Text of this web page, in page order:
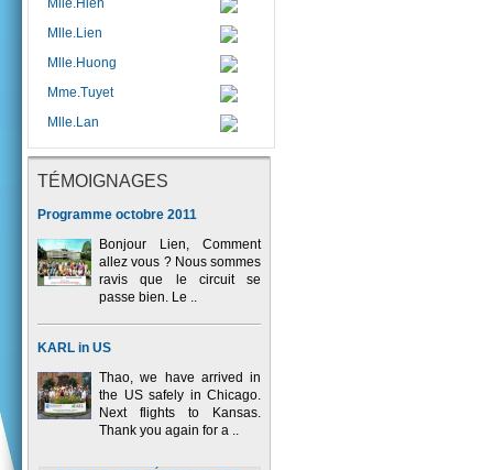
Mlle.Hien
Mlle.Lien
Mlle.Huong
Mme.Tuyet
Mlle.Lan
TÉMOIGNAGES
Programme octobre 2011
Bonjour Lien, Comment
allez vous ? Nous sommes
ravis que le circuit se
passe bien. Le ..
KARL in US
Thao, we have arrived in
the US safely in Chicago.
Next flights to Kansas.
Thank you again for a ..